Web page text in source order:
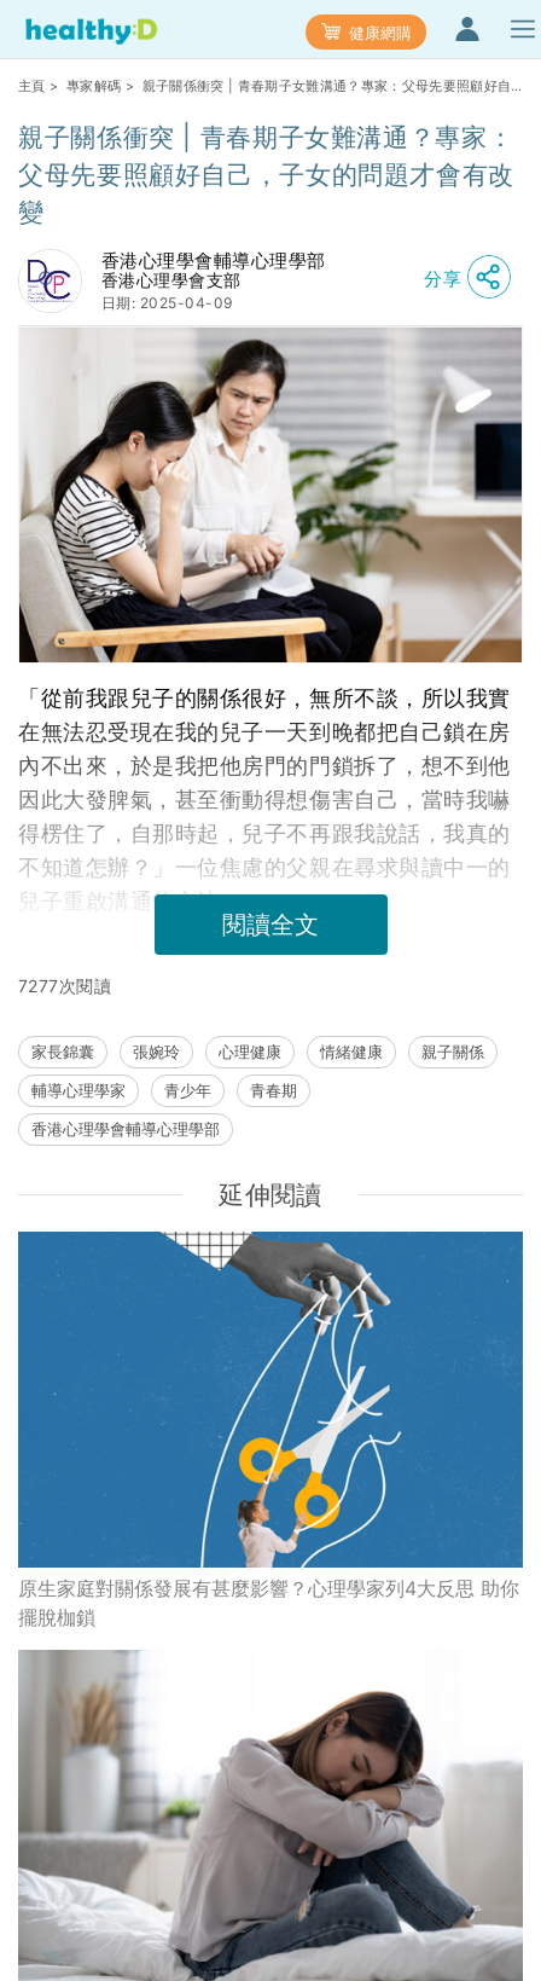
健康網購
主頁 > 專家解碼 > 親子關係衝突 | 青春期子女難溝通？專家：父母先要照顧好自
親子關係衝突 | 青春期子女難溝通？專家：
父母先要照顧好自己，子女的問題才會有改
變
香港心理學會輔導心理學部
香港心理學會支部
日期: 2025-04-09
分享
「從前我跟兒子的關係很好，無所不談，所以我實
在無法忍受現在我的兒子一天到晚都把自己鎖在房
內不出來，於是我把他房門的門鎖拆了，想不到他
因此大發脾氣，甚至衝動得想傷害自己，當時我嚇
得楞住了，自那時起，兒子不再跟我說話，我真的
不知道怎辦？」一位焦慮的父親在尋求與讀中一的
兒子重啟溝通的方法。
閱讀全文
7277次閱讀
家長錦囊 張婉玲 心理健康 情緒健康
親子關係
輔導心理學家
青少年
青春期
香港心理學會輔導心理學部
延伸閱讀
原生家庭對關係發展有甚麼影響？心理學家列4大反思 助你
擺脫枷鎖